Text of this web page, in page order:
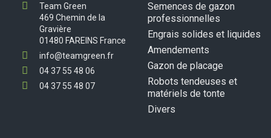
Team Green
469 Chemin de la
Gravière
01480 FAREINS France
info@teamgreen.fr
04 37 55 48 06
04 37 55 48 07
Semences de gazon
professionnelles
Engrais solides et liquides
Amendements
Gazon de placage
Robots tendeuses et
matériels de tonte
Divers